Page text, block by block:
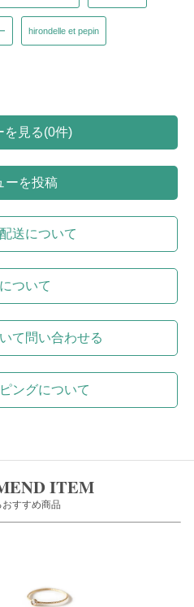
hirondelle et pepin
を見る(0件)
ーを投稿
送について
ついて
て問い合わせる
ングについて
ITEM
おすすめ商品